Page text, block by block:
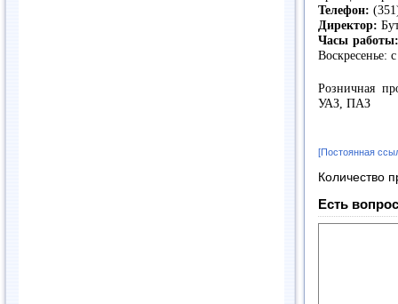
Телефон:
Директор:
Часы
Воскресенье:
Розничная
УАЗ, ПАЗ
[Постоянная
Количество
Есть